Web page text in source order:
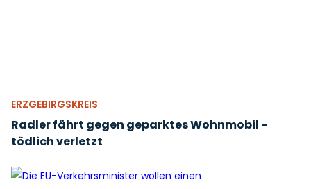
ERZGEBIRGSKREIS
Radler fährt gegen geparktes Wohnmobil -
tödlich verletzt